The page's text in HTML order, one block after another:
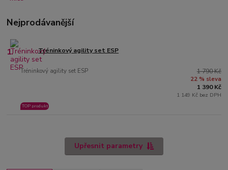
Nejprodávanější
1. Tréninkový agility set ESP
Tréninkový agility set ESP
TOP produkt
1 790 Kč
22 % sleva
1 390 Kč
1 149 Kč bez DPH
Upřesnit parametry